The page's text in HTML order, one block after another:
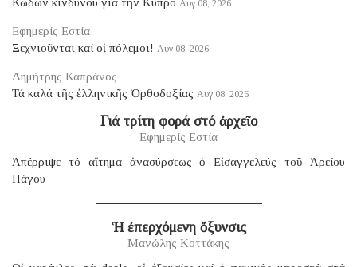
Αυγ 08, 2026
Εφημερίς Εστία
Ξεχνιοῦνται καί οἱ πόλεμοι! Αυγ 08, 2026
Δημήτρης Καπράνος
Τά καλά τῆς ἑλληνικῆς Ὀρθοδοξίας Αυγ 08, 2026
Γιά τρίτη φορά στό ἀρχεῖο
Εφημερίς Εστία
Ἀπέρριψε τό αἴτημα ἀνασύρσεως ὁ Εἰσαγγελεύς τοῦ Ἀρείου
Πάγου
Ἡ ἐπερχόμενη ὄξυνσις
Μανώλης Κοττάκης